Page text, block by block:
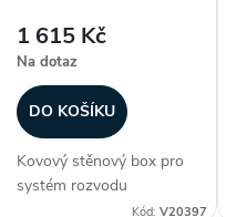
1 615 Kč
Na dotaz
DO KOŠÍKU
Kovový stěnový box pro
systém rozvodu
vzduchu ED Flex® slouží
Kód: V20397